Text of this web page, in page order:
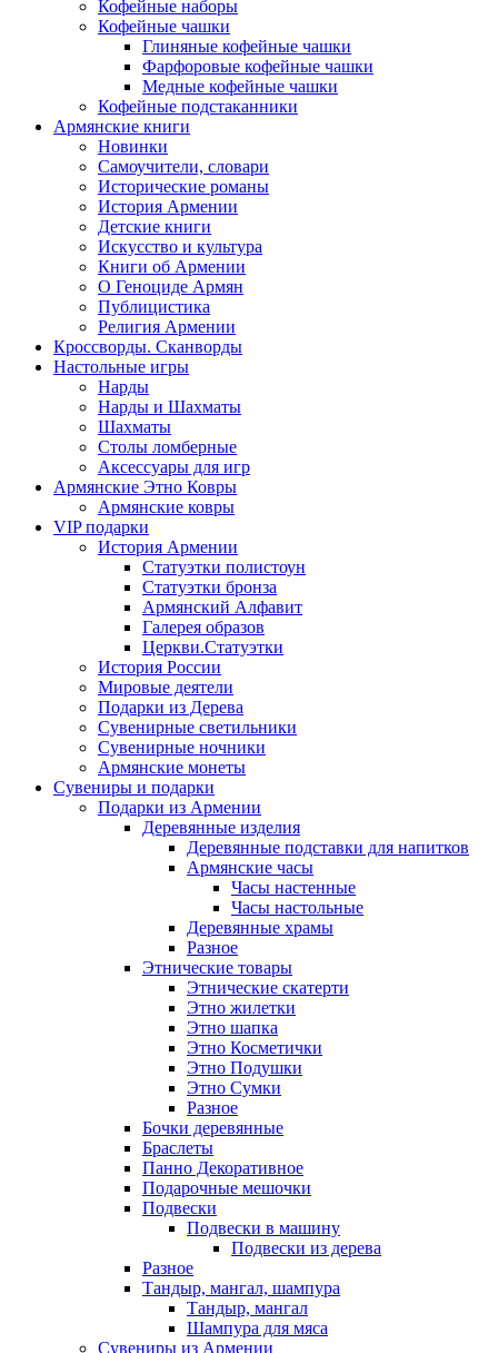
Кофейные наборы
Кофейные чашки
Глиняные кофейные чашки
Фарфоровые кофейные чашки
Медные кофейные чашки
Кофейные подстаканники
Армянские книги
Новинки
Самоучители, словари
Исторические романы
История Армении
Детские книги
Иcкусство и культура
Книги об Армении
О Геноциде Армян
Публицистика
Религия Армении
Кроссворды. Сканворды
Настольные игры
Нарды
Нарды и Шахматы
Шахматы
Столы ломберные
Аксессуары для игр
Армянские Этно Ковры
Армянские ковры
VIP подарки
История Армении
Статуэтки полистоун
Статуэтки бронза
Армянский Алфавит
Галерея образов
Церкви.Статуэтки
История России
Мировые деятели
Подарки из Дерева
Сувенирные светильники
Сувенирные ночники
Армянские монеты
Сувениры и подарки
Подарки из Армении
Деревянные изделия
Деревянные подставки для напитков
Армянские часы
Часы настенные
Часы настольные
Деревянные храмы
Разное
Этнические товары
Этнические скатерти
Этно жилетки
Этно шапка
Этно Косметички
Этно Подушки
Этно Сумки
Разное
Бочки деревянные
Браслеты
Панно Декоративное
Подарочные мешочки
Подвески
Подвески в машину
Подвески из дерева
Разное
Тандыр, мангал, шампура
Тандыр, мангал
Шампура для мяса
Сувениры из Армении